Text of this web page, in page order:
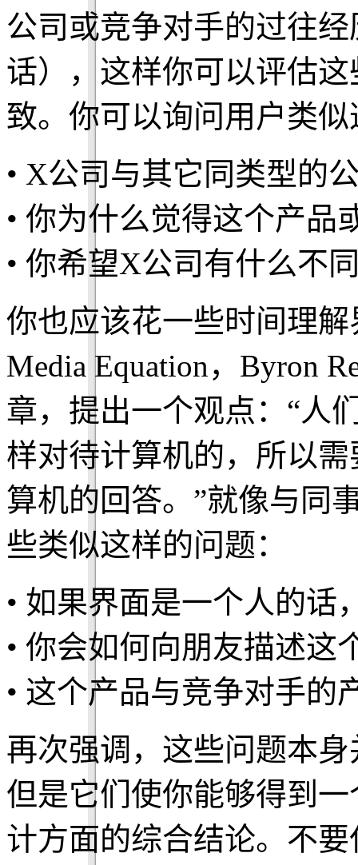
公司或竞争对手的过往
话），这样你可以评估
致。你可以询问用户类
• X公司与其它同类型的
• 你为什么觉得这个产品
• 你希望X公司有什么不
你也应该花一些时间理
Media Equation，Byron
章，提出一个观点：“人
样对待计算机的，所以
算机的回答。”就像与同
些类似这样的问题：
• 如果界面是一个人的话
• 你会如何向朋友描述这
• 这个产品与竞争对手的
再次强调，这些问题本
但是它们使你能够得到
计方面的综合结论。不